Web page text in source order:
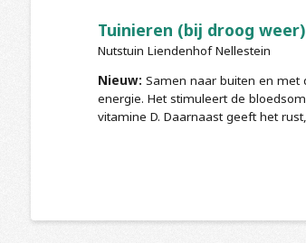
Tuinieren (bij droog weer)
Nutstuin Liendenhof Nellestein
Nieuw: Samen naar buiten en met
energie. Het stimuleert de
vitamine D. Daarnaast geeft het